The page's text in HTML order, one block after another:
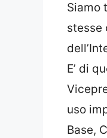
Siamo
stesse
E’ di
uso
Base,